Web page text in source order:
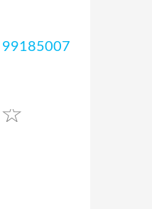
99185007
☆
★